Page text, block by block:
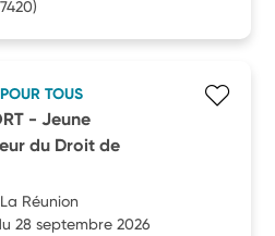
TOUS
- Jeune
du Droit de
Réunion
28 septembre 2026